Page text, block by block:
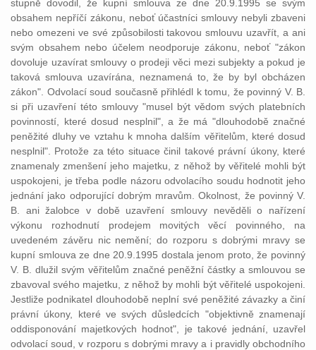
stupně dovodil, že kupní smlouva ze dne 20.9.1995 se svým
obsahem nepříčí zákonu, neboť účastníci smlouvy nebyli zbaveni
nebo omezeni ve své způsobilosti takovou smlouvu uzavřít, a ani
svým obsahem nebo účelem neodporuje zákonu, neboť "zákon
dovoluje uzavírat smlouvy o prodeji věci mezi subjekty a pokud je
taková smlouva uzavírána, neznamená to, že by byl obcházen
zákon". Odvolací soud současně přihlédl k tomu, že povinný V. B.
si při uzavření této smlouvy "musel být vědom svých platebních
povinností, které dosud nesplnil", a že má "dlouhodobě značné
peněžité dluhy ve vztahu k mnoha dalším věřitelům, které dosud
nesplnil". Protože za této situace činil takové právní úkony, které
znamenaly zmenšení jeho majetku, z něhož by věřitelé mohli být
uspokojeni, je třeba podle názoru odvolacího soudu hodnotit jeho
jednání jako odporující dobrým mravům. Okolnost, že povinný V.
B. ani žalobce v době uzavření smlouvy nevěděli o nařízení
výkonu rozhodnutí prodejem movitých věcí povinného, na
uvedeném závěru nic nemění; do rozporu s dobrými mravy se
kupní smlouva ze dne 20.9.1995 dostala jenom proto, že povinný
V. B. dlužil svým věřitelům značné peněžní částky a smlouvou se
zbavoval svého majetku, z něhož by mohli být věřitelé uspokojeni.
Jestliže podnikatel dlouhodobě neplní své peněžité závazky a činí
právní úkony, které ve svých důsledcích "objektivně znamenají
oddisponování majetkových hodnot", je takové jednání, uzavřel
odvolací soud, v rozporu s dobrými mravy a i pravidly obchodního